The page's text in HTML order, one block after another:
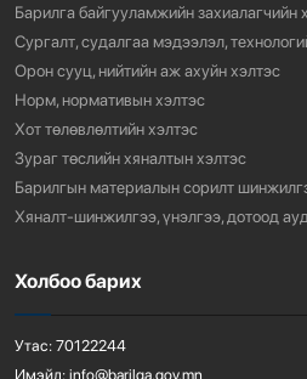
Барилга байгууламжийн захиалагчийн
Сургалт, судалгаа мэдээлэл,
Орон сууц, нийтийн аж ахуйн хэлтэс
Норм, нормативын хэлтэс
Хот төлөвлөлтийн хэлтэс
Зураг төслийн хяналтын хэлтэс
Барилгын материалын сорилт
Хяналт-шинжилгээ, үнэлгээ, дотоод
Холбоо барих
Утас: 70122244
Имэйл: info@barilga.gov.mn